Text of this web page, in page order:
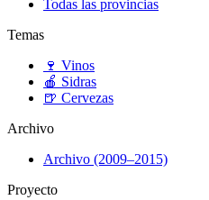
Todas las provincias
Temas
🍷 Vinos
🍎 Sidras
🍺 Cervezas
Archivo
Archivo (2009–2015)
Proyecto